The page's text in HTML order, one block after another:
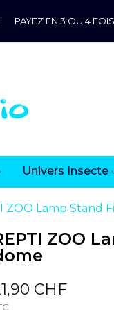
| PAYEZ EN 3 OU 4
Univers Insecte
ZOO Lamp Stand
ZOO
CHF